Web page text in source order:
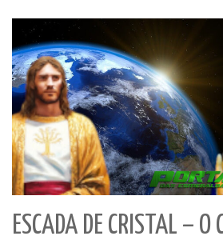
ESCADA DE CRISTAL – O